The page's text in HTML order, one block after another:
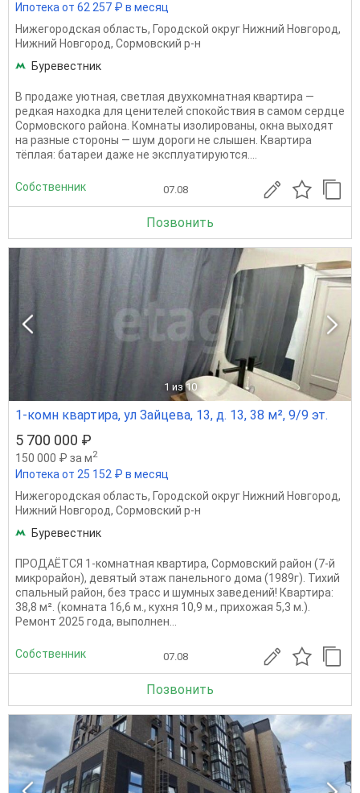
Ипотека от 62 257 ₽ в месяц
Нижегородская область, Городской округ Нижний Новгород,
Нижний Новгород, Сормовский р-н
Буревестник
В продаже уютная, светлая двухкомнатная квартира —
редкая находка для ценителей спокойствия в самом сердце
Сормовского района. Комнаты изолированы, окна выходят
на разные стороны — шум дороги не слышен. Квартира
тёплая: батареи даже не эксплуатируются....
Собственник 07.08
Позвонить
1 из 10
1-комн квартира, ул Зайцева, 13, д. 13, 38 м², 9/9 эт.
5 700 000 ₽
150 000 ₽ за м2
Ипотека от 25 152 ₽ в месяц
Нижегородская область, Городской округ Нижний Новгород,
Нижний Новгород, Сормовский р-н
Буревестник
ПРОДАЁТСЯ 1-комнатная квартира, Сормовский район (7-й
микрорайон), девятый этаж панельного дома (1989г). Тихий
спальный район, без трасс и шумных заведений! Квартира:
38,8 м². (комната 16,6 м., кухня 10,9 м., прихожая 5,3 м.).
Ремонт 2025 года, выполнен...
Собственник 07.08
Позвонить